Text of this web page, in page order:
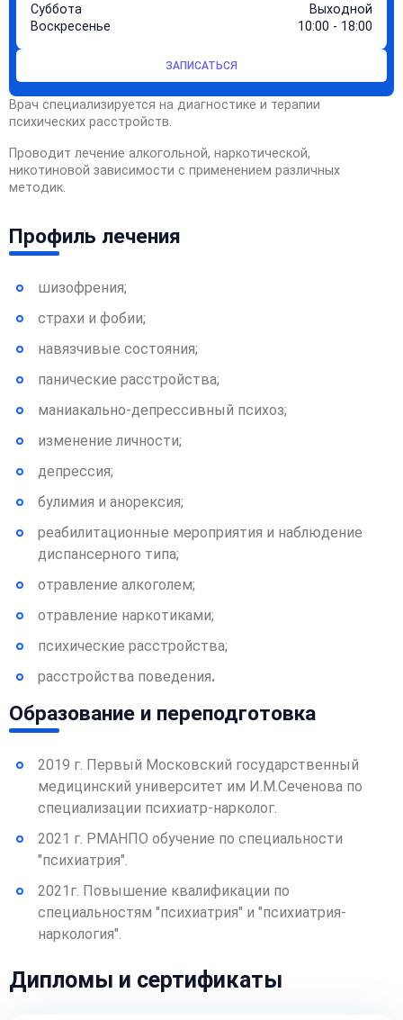
Суббота
Выходной
Воскресенье
10:00 - 18:00
ЗАПИСАТЬСЯ
Врач специализируется на диагностике и терапии
психических расстройств.
Проводит лечение алкогольной, наркотической,
никотиновой зависимости с применением различных
методик.
Профиль лечения
шизофрения;
страхи и фобии;
навязчивые состояния;
панические расстройства;
маниакально-депрессивный психоз;
изменение личности;
депрессия;
булимия и анорексия;
реабилитационные мероприятия и наблюдение
диспансерного типа;
отравление алкоголем;
отравление наркотиками;
психические расстройства;
расстройства поведения.
Образование и переподготовка
2019 г. Первый Московский государственный
медицинский университет им И.М.Сеченова по
специализации психиатр-нарколог.
2021 г. РМАНПО обучение по специальности
"психиатрия".
2021г. Повышение квалификации по
специальностям "психиатрия" и "психиатрия-
наркология".
Дипломы и сертификаты